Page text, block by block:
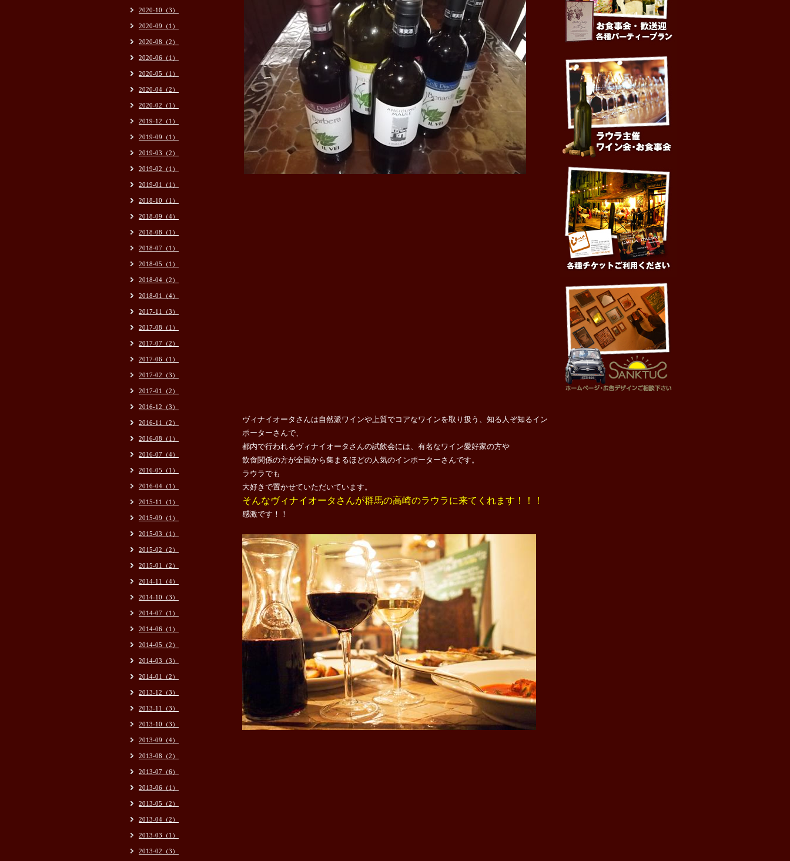
ヴィナイオータさんは自然派ワインや上質でコアなワインを取り扱う、 知る人ぞ知るイン
ポーターさんで、
都内で行われるヴィナイオータさんの試飲会には、有名なワイン愛好家の方や
飲食関係の方が全国から集まるほどの人気のインポーターさんです。
ラウラでも
大好きで置かせていただいています。
そんなヴィナイオータさんが群馬の高崎のラウラに来てくれます！！！
感激です！！
2020-10（3）
2020-09（1）
2020-08（2）
2020-06（1）
2020-05（1）
2020-04（2）
2020-02（1）
2019-12（1）
2019-09（1）
2019-03（2）
2019-02（1）
2019-01（1）
2018-10（1）
2018-09（4）
2018-08（1）
2018-07（1）
2018-05（1）
2018-04（2）
2018-01（4）
2017-11（3）
2017-08（1）
2017-07（2）
2017-06（1）
2017-02（3）
2017-01（2）
2016-12（3）
2016-11（2）
2016-08（1）
2016-07（4）
2016-05（1）
2016-04（1）
2015-11（1）
2015-09（1）
2015-03（1）
2015-02（2）
2015-01（2）
2014-11（4）
2014-10（3）
2014-07（1）
2014-06（1）
2014-05（2）
2014-03（3）
2014-01（2）
2013-12（3）
2013-11（3）
2013-10（3）
2013-09（4）
2013-08（2）
2013-07（6）
2013-06（1）
2013-05（2）
2013-04（2）
2013-03（1）
2013-02（3）